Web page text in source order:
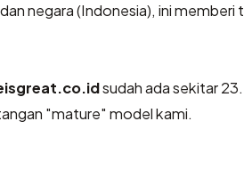
negara (Indonesia), ini memberi
sudah ada sekitar
"mature" model kami.